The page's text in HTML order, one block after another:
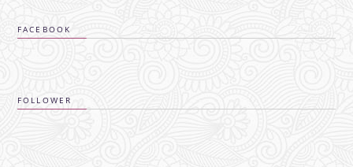
FACEBOOK
FOLLOWER